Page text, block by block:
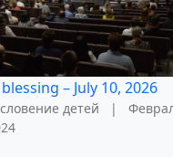
– July 10, 2026
детей |